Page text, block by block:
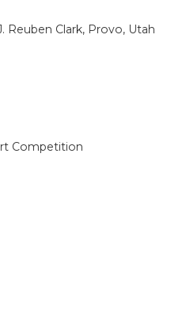
Reuben Clark, Provo, Utah
Competition